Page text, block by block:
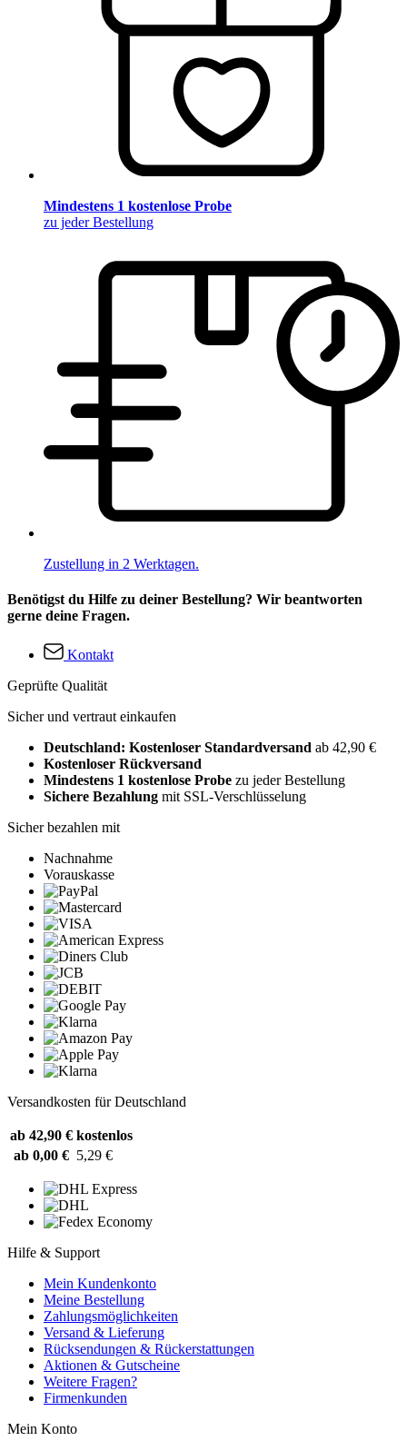
Mindestens 1 kostenlose Probe
zu jeder Bestellung
Zustellung in 2 Werktagen.
Benötigst du Hilfe zu deiner Bestellung? Wir beantworten
gerne deine Fragen.
Kontakt
Geprüfte Qualität
Sicher und vertraut einkaufen
Deutschland: Kostenloser Standardversand ab 42,90 €
Kostenloser Rückversand
Mindestens 1 kostenlose Probe zu jeder Bestellung
Sichere Bezahlung mit SSL-Verschlüsselung
Sicher bezahlen mit
Nachnahme
Vorauskasse
Versandkosten für Deutschland
ab 42,90 € kostenlos
ab 0,00 € 5,29 €
Hilfe & Support
Mein Kundenkonto
Meine Bestellung
Zahlungsmöglichkeiten
Versand & Lieferung
Rücksendungen & Rückerstattungen
Aktionen & Gutscheine
Weitere Fragen?
Firmenkunden
Mein Konto